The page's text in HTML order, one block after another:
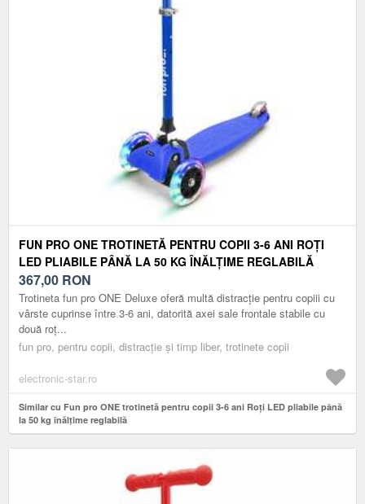
FUN PRO ONE TROTINETĂ PENTRU COPII 3-6 ANI ROȚI
LED PLIABILE PÂNĂ LA 50 KG ÎNĂLȚIME REGLABILĂ
367,00 RON
Trotineta fun pro ONE Deluxe oferă multă distracție pentru copiii cu
vârste cuprinse între 3-6 ani, datorită axei sale frontale stabile cu
două roț...
fun pro, pentru copii, distracție și timp liber, trotinete copii
electronic-star.ro
Similar cu Fun pro ONE trotinetă pentru copii 3-6 ani Roți LED pliabile până
la 50 kg înălțime reglabilă